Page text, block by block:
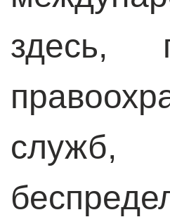
здесь,
служб,